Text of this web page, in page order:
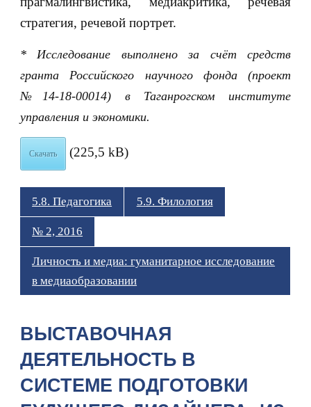
стратегия, речевой портрет.
* Исследование выполнено за счёт средств
гранта Российского научного фонда (проект
№14-18-00014) в Таганрогском институте
управления и экономики.
Скачать (225,5 kB)
5.8. Педагогика 5.9. Филология
№ 2, 2016
Личность и медиа: гуманитарное исследование
в медиаобразовании
ВЫСТАВОЧНАЯ
ДЕЯТЕЛЬНОСТЬ В
СИСТЕМЕ ПОДГОТОВКИ